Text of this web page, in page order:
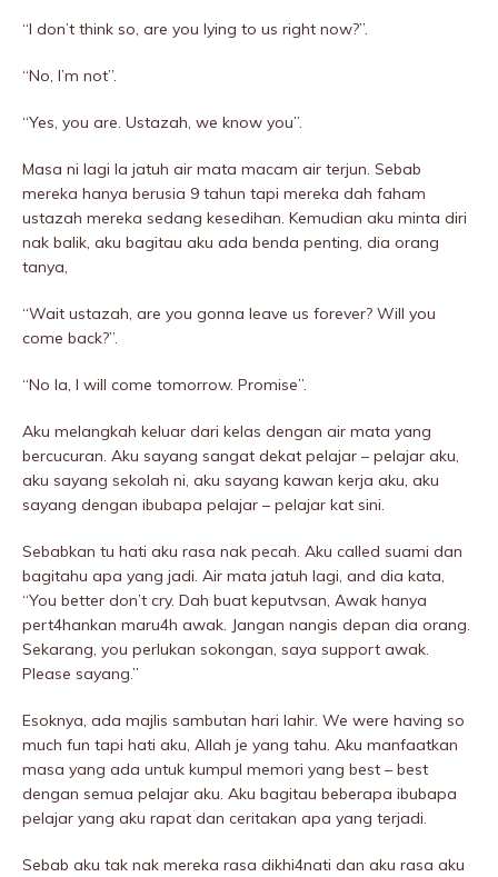
“I don’t think so, are you lying to us right now?”.
“No, I’m not”.
“Yes, you are. Ustazah, we know you”.
Masa ni lagi la jatuh air mata macam air terjun. Sebab
mereka hanya berusia 9 tahun tapi mereka dah faham
ustazah mereka sedang kesedihan. Kemudian aku minta diri
nak balik, aku bagitau aku ada benda penting, dia orang
tanya,
“Wait ustazah, are you gonna leave us forever? Will you
come back?”.
“No la, I will come tomorrow. Promise”.
Aku melangkah keluar dari kelas dengan air mata yang
bercucuran. Aku sayang sangat dekat pelajar – pelajar aku,
aku sayang sekolah ni, aku sayang kawan kerja aku, aku
sayang dengan ibubapa pelajar – pelajar kat sini.
Sebabkan tu hati aku rasa nak pecah. Aku called suami dan
bagitahu apa yang jadi. Air mata jatuh lagi, and dia kata,
“You better don’t cry. Dah buat keputvsan, Awak hanya
pert4hankan maru4h awak. Jangan nangis depan dia orang.
Sekarang, you perIukan sokongan, saya support awak.
Please sayang.”
Esoknya, ada majlis sambutan hari lahir. We were having so
much fun tapi hati aku, Allah je yang tahu. Aku manfaatkan
masa yang ada untuk kumpul memori yang best – best
dengan semua pelajar aku. Aku bagitau beberapa ibubapa
pelajar yang aku rapat dan ceritakan apa yang terjadi.
Sebab aku tak nak mereka rasa dikhi4nati dan aku rasa aku